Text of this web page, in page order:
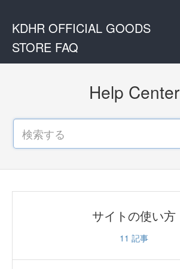
KDHR OFFICIAL GOODS
STORE FAQ
Help Center
サイトの使い方
11 記事